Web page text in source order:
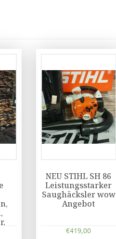
NEU STIHL SH 86
Leistungsstarker
Saughäcksler wow
Angebot
€419,00